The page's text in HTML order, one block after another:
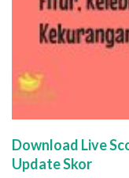
Download Live
Update Skor